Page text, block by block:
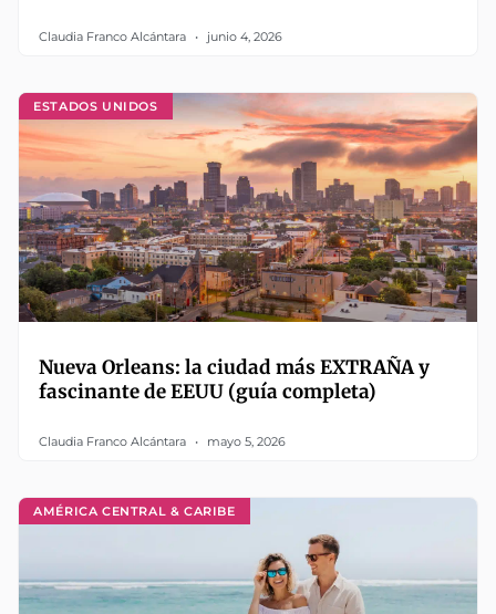
Claudia Franco Alcántara junio 4, 2026
ESTADOS UNIDOS
Nueva Orleans: la ciudad más EXTRAÑA y
fascinante de EEUU (guía completa)
Claudia Franco Alcántara mayo 5, 2026
AMÉRICA CENTRAL & CARIBE